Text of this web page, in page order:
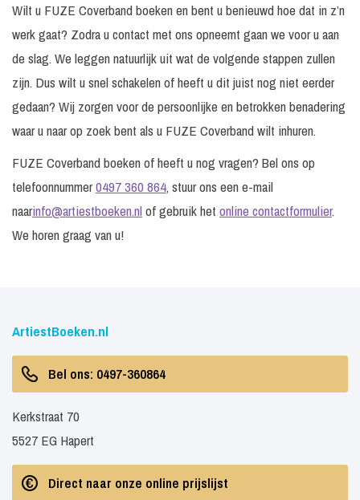
Wilt u FUZE Coverband boeken en bent u benieuwd hoe dat in z’n
werk gaat? Zodra u contact met ons opneemt gaan we voor u aan
de slag. We leggen natuurlijk uit wat de volgende stappen zullen
zijn. Dus wilt u snel schakelen of heeft u dit juist nog niet eerder
gedaan? Wij zorgen voor de persoonlijke en betrokken benadering
waar u naar op zoek bent als u FUZE Coverband wilt inhuren.
FUZE Coverband boeken of heeft u nog vragen? Bel ons op
telefoonnummer0497 360 864, stuur ons een e-mail
naarinfo@artiestboeken.nlof gebruik het online contactformulier.
We horen graag van u!
ArtiestBoeken.nl
Bel ons: 0497-360864
Kerkstraat 70
5527 EG Hapert
Direct naar onze online prijslijst